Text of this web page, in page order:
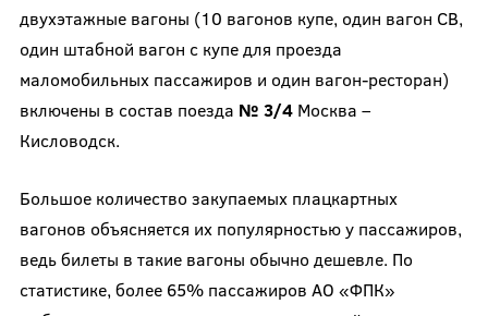
двухэтажные вагоны (10 вагонов купе, один вагон СВ,
один штабной вагон с купе для проезда
маломобильных пассажиров и один вагон-ресторан)
включены в состав поезда № 3/4Москва –
Кисловодск.
Большое количество закупаемых плацкартных
вагонов объясняется их популярностью у пассажиров,
ведь билеты в такие вагоны обычно дешевле. По
статистике, более 65% пассажиров АО «ФПК»